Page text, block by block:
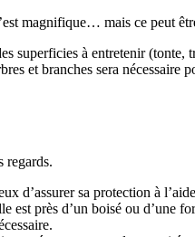
magnifique… mais ce peut
superficies à entretenir (tonte,
et branches sera
regards.
d’assurer sa protection à
est près d’un boisé ou d’une